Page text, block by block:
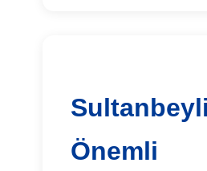
Sultanbeyli
Önemli